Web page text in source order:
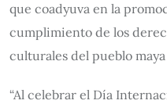
que coadyuva en la
cumplimiento de los
culturales del pueblo
“Al celebrar el Día